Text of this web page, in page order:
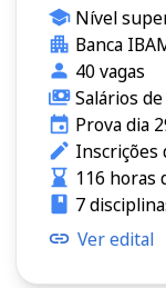
Nível
Banca
40 vagas
Salários
Prova dia
Inscrições
116 horas
7
Ver edital